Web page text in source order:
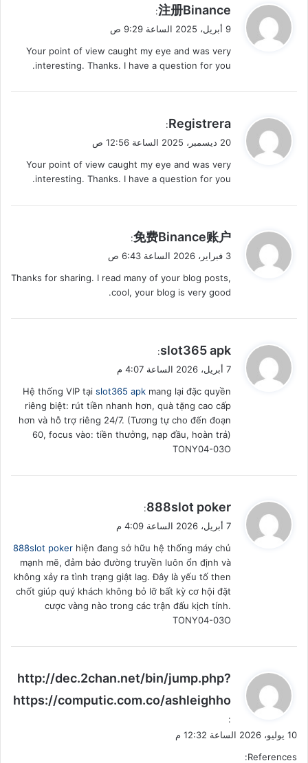
ي
ل
注册Binance
:
9 أبريل، 2025 الساعة 9:29 ص
Your point of view caught my eye and was very
interesting. Thanks. I have a question for you.
ي
ل
Registrera
:
20 ديسمبر، 2025 الساعة 12:56 ص
Your point of view caught my eye and was very
interesting. Thanks. I have a question for you.
ي
ل
免费Binance账户
:
3 فبراير، 2026 الساعة 6:43 ص
Thanks for sharing. I read many of your blog posts,
cool, your blog is very good.
ي
ل
slot365 apk
:
7 أبريل، 2026 الساعة 4:07 م
Hệ thống VIP tại slot365 apk mang lại đặc quyền
riêng biệt: rút tiền nhanh hơn, quà tặng cao cấp
hơn và hỗ trợ riêng 24/7. (Tương tự cho đến đoạn
60, focus vào: tiền thưởng, nạp đầu, hoàn trả)
TONY04-03O
ي
ل
888slot poker
:
7 أبريل، 2026 الساعة 4:09 م
888slot poker hiện đang sở hữu hệ thống máy chủ
mạnh mẽ, đảm bảo đường truyền luôn ổn định và
không xảy ra tình trạng giật lag. Đây là yếu tố then
chốt giúp quý khách không bỏ lỡ bất kỳ cơ hội đặt
cược vàng nào trong các trận đấu kịch tính.
TONY04-03O
ي
و
ل
http://dec.2chan.net/bin/jump.php?
https://computic.com.co/ashleighho
:
10 يوليو، 2026 الساعة 12:32 م
References: